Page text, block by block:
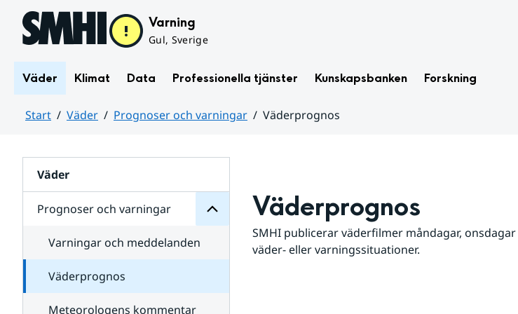
Hoppa till sidans innehåll Varning
Gul, Sverige
Väder Klimat Data Professionella tjänster Kunskapsbanken Forskning
Start Väder Prognoser och varningar
Väderprognos
Väder
Prognoser och varningar
för
varningar
Varningar och meddelanden
Väderprognos
Meteorologens kommentar
Väderprognos
SMHI publicerar väderfilmer måndagar,
väder- eller varningssituationer.